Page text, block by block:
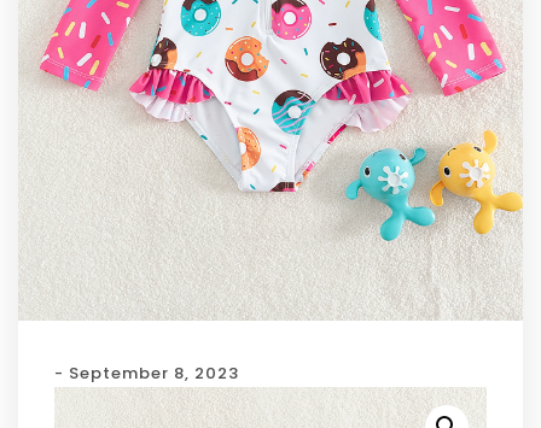
- September 8, 2023